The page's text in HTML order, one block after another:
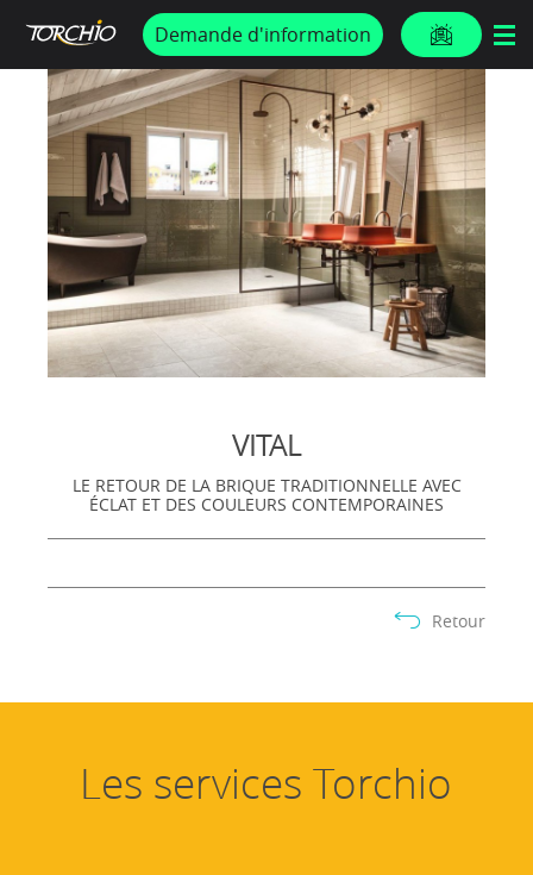
PROMOS & ACTUSDemande d'information
VITAL
LE RETOUR DE LA BRIQUE TRADITIONNELLE AVEC
ÉCLAT ET DES COULEURS CONTEMPORAINES
Retour
Les services Torchio